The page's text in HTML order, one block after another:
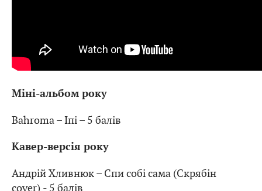
Міні-альбом року
Bahroma – Іпі – 5 балів
Кавер-версія року
Андрій Хливнюк – Спи собі сама (Скрябін
cover) - 5 балів